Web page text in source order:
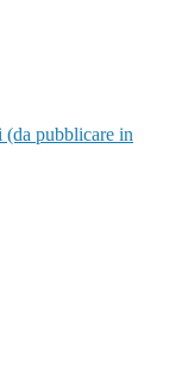
pubblicare in